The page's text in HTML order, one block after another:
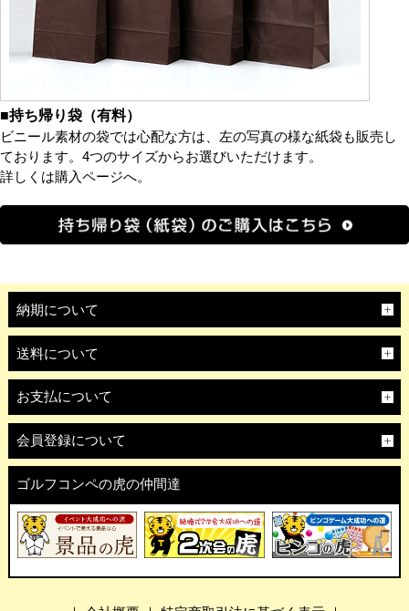
■持ち帰り袋（有料）
ビニール素材の袋では心配な方は、左の写真の様な紙袋も販売し
ております。4つのサイズからお選びいただけます。
詳しくは購入ページへ。
納期について
送料について
お支払について
会員登録について
ゴルフコンペの虎の仲間達